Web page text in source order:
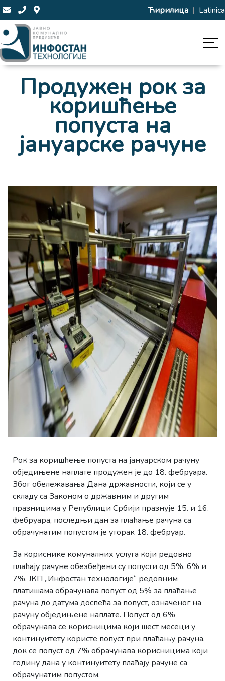
Ћирилица | Latinica
Продужен рок за
коришћење
попуста на
јануарске рачуне
Рок за коришћење попуста на јануарском рачуну
обједињене наплате продужен је до 18. фебруара.
Због обележавања Дана државности, који се у
складу са Законом о државним и другим
празницима у Републици Србији празнује 15. и 16.
фебруара, последњи дан за плаћање рачуна са
обрачунатим попустом је уторак 18. фебруар.
За кориснике комуналних услуга који редовно
плаћају рачуне обезбеђени су попусти од 5%, 6% и
7%. ЈКП „Инфостан технологије“ редовним
платишама обрачунава попуст од 5% за плаћање
рачуна до датума доспећа за попуст, означеног на
рачуну обједињене наплате. Попуст од 6%
обрачунава се корисницима који шест месеци у
континуитету користе попуст при плаћању рачуна,
док се попуст од 7% обрачунава корисницима који
годину дана у континуитету плаћају рачуне са
обрачунатим попустом.